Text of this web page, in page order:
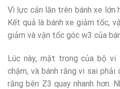
Vì lực cản lăn trên bánh xe lớn
Kết quả là bánh xe giảm tốc,
giảm và vận tốc góc w3 của
Lúc này, mặt trong của bộ vi
chậm, và bánh răng vi sai phải
răng bên Z3 quay nhanh hơn.